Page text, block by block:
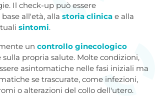
Il check-up può essere
all'età, alla storia clinica e alla
sintomi.
un controllo ginecologico
propria salute. Molte condizioni,
asintomatiche nelle fasi iniziali ma
se trascurate, come infezioni,
o alterazioni del collo dell'utero.